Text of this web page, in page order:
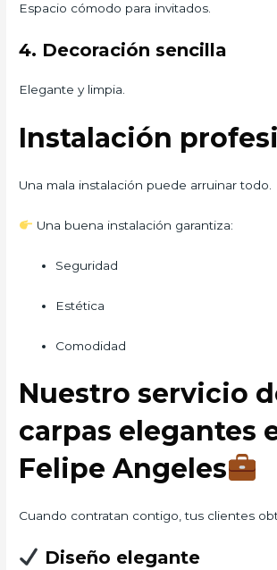
Espacio cómodo para invitados.
4. Decoración sencilla
Elegante y limpia.
Instalación
Una mala instalación puede arruinar todo.
Una buena instalación garantiza:
Seguridad
Estética
Comodidad
Nuestro servicio
carpas elegantes
Felipe Angeles
Cuando contratan contigo, tus clientes
Diseño elegante